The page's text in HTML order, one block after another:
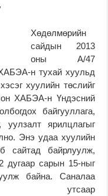
Хөдөлмөрийн
сайдын 2013
оны А/47
н тухай хуульд
хуулийн төслийг
ХАБЭА-н Үндэсний
байгууллага,
уулзалт ярилцлагыг
Энэ удаа хуулийн
сайтад байрлуулж,
дугаар сарын 15-ныг
байна. Саналаа
утсаар